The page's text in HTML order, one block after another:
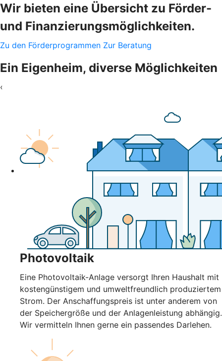
Wir bieten eine Übersicht zu Förder-
und Finanzierungsmöglichkeiten.
Zu den Förderprogrammen Zur Beratung
Ein Eigenheim, diverse Möglichkeiten
‹
Photovoltaik
Eine Photovoltaik-Anlage versorgt Ihren Haushalt mit
kostengünstigem und umweltfreundlich produziertem
Strom. Der Anschaffungspreis ist unter anderem von
der Speichergröße und der Anlagenleistung abhängig.
Wir vermitteln Ihnen gerne ein passendes Darlehen.